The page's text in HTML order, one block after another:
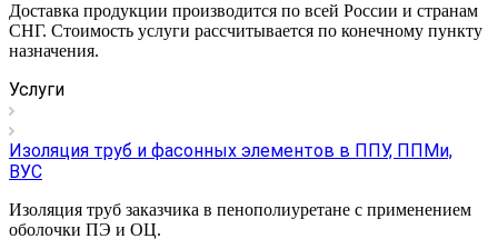
Доставка продукции производится по всей России и странам
СНГ. Стоимость услуги рассчитывается по конечному пункту
назначения.
Услуги
Изоляция труб и фасонных элементов в ППУ, ППМи,
ВУС
Изоляция труб заказчика в пенополиуретане с применением
оболочки ПЭ и ОЦ.